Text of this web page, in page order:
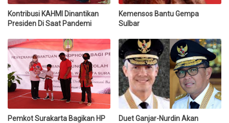
Kontribusi KAHMI Dinantikan
Presiden Di Saat Pandemi
Kemensos Bantu Gempa
Sulbar
Pemkot Surakarta Bagikan HP
Duet Ganjar-Nurdin Akan